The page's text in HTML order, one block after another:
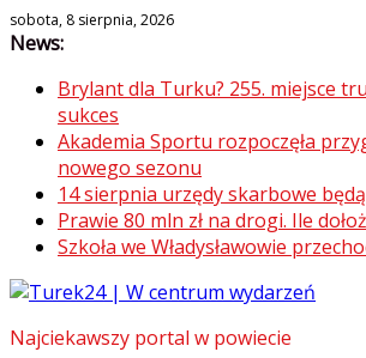
Skip
to
sobota, 8 sierpnia, 2026
News:
Brylant dla Turku? 255. miejsce
sukces
Akademia Sportu rozpoczęła
nowego sezonu
14 sierpnia urzędy skarbowe
Prawie 80 mln zł na drogi. Ile
Szkoła we Władysławowie
Najciekawszy portal w powiecie